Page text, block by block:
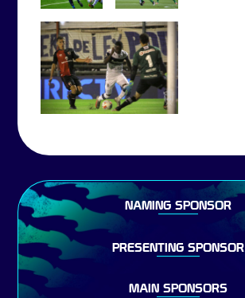
NAMING SPONSOR
PRESENTING SPONSOR
MAIN SPONSORS